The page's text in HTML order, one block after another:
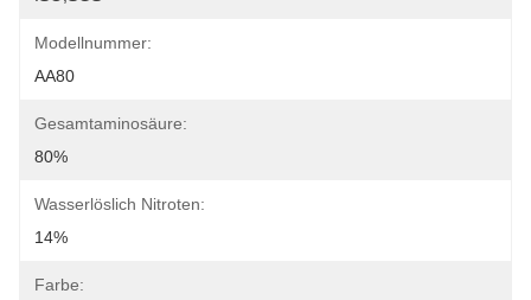
Modellnummer:
AA80
Gesamtaminosäure:
80%
Wasserlöslich Nitroten:
14%
Farbe: